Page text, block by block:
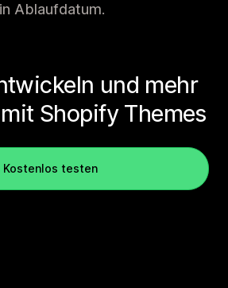
Ablaufdatum.
und mehr
Shopify Themes
Kostenlos testen